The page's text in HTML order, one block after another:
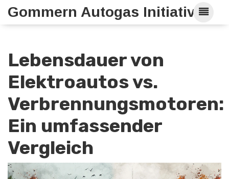
Gommern Autogas Initiative
Lebensdauer von
Elektroautos vs.
Verbrennungsmotoren:
Ein umfassender
Vergleich